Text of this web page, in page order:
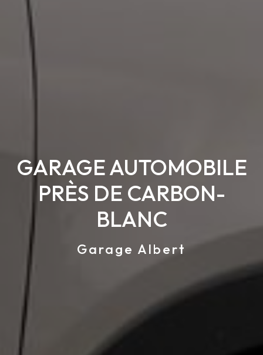
GARAGE AUTOMOBILE
PRÈS DE CARBON-
BLANC
Garage Albert